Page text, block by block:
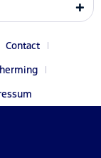
Contact